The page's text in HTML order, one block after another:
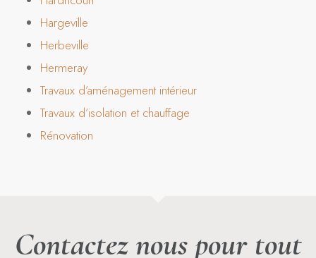
Hargeville
Herbeville
Hermeray
Travaux d’aménagement intérieur
Travaux d’isolation et chauffage
Rénovation
Contactez nous pour tout